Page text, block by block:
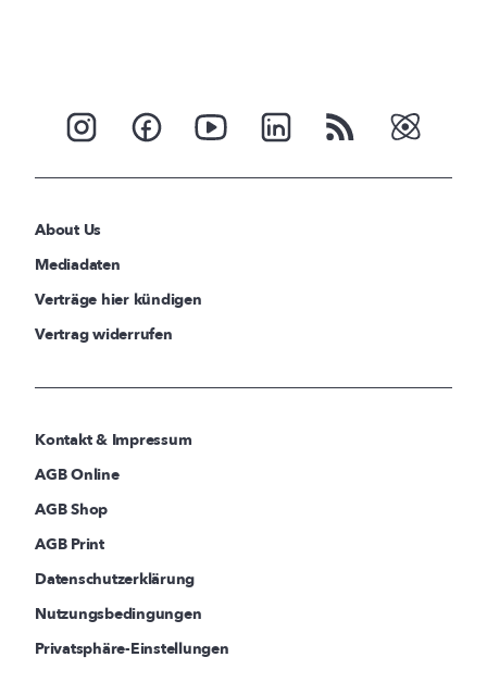
About Us
Mediadaten
Verträge hier kündigen
Vertrag widerrufen
Kontakt & Impressum
AGB Online
AGB Shop
AGB Print
Datenschutzerklärung
Nutzungsbedingungen
Privatsphäre-Einstellungen